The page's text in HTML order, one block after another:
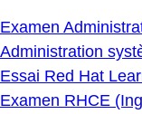
Examen
Administration
Essai Red Hat
Examen RHCE